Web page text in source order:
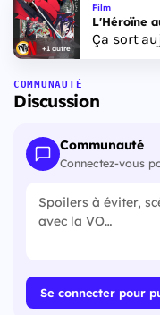
+1 autre
Film
L'Héroïne
Ça sort
COMMUNAUTÉ
Discussion
Communauté
Connectez-vous
Se connecter pour